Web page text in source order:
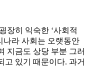
장히 익숙한 ‘사회적
나라 사회는 오랫동안
지금도 상당 부분 그러
고 있기 때문이다. 과거